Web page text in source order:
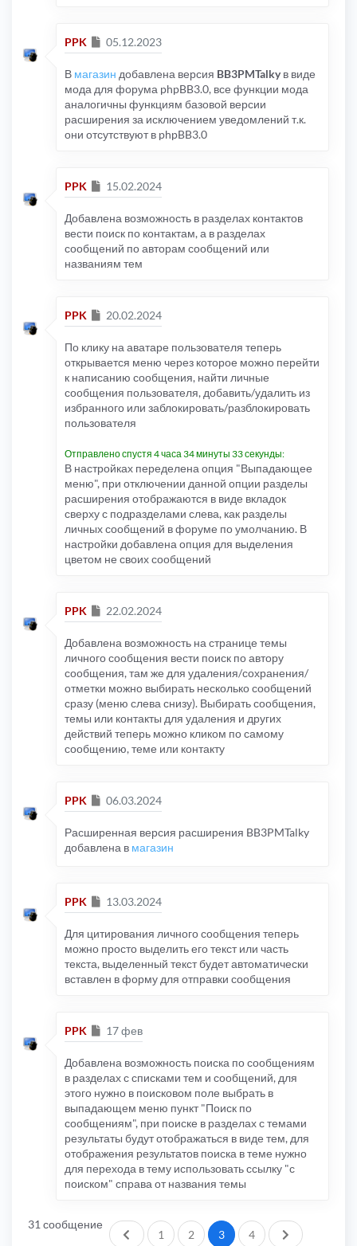
PPK Сообщение
05.12.2023
В магазин добавлена версия BB3PMTalkyв виде
мода для форума phpBB3.0, все функции мода
аналогичны функциям базовой версии
расширения за исключением уведомлений т.к.
они отсутствуют в phpBB3.0
PPK Сообщение
15.02.2024
Добавлена возможность в разделах контактов
вести поиск по контактам, а в разделах
сообщений по авторам сообщений или
названиям тем
PPK Сообщение
20.02.2024
По клику на аватаре пользователя теперь
открывается меню через которое можно перейти
к написанию сообщения, найти личные
сообщения пользователя, добавить/удалить из
избранного или заблокировать/разблокировать
пользователя
Отправлено спустя 4 часа 34 минуты 33 секунды:
В настройках переделена опция "Выпадающее
меню", при отключении данной опции разделы
расширения отображаются в виде вкладок
сверху с подразделами слева, как разделы
личных сообщений в форуме по умолчанию. В
настройки добавлена опция для выделения
цветом не своих сообщений
PPK Сообщение
22.02.2024
Добавлена возможность на странице темы
личного сообщения вести поиск по автору
сообщения, там же для удаления/сохранения/
отметки можно выбирать несколько сообщений
сразу (меню слева снизу). Выбирать сообщения,
темы или контакты для удаления и других
действий теперь можно кликом по самому
сообщению, теме или контакту
PPK Сообщение
06.03.2024
Расширенная версия расширения BB3PMTalky
добавлена в магазин
PPK Сообщение
13.03.2024
Для цитирования личного сообщения теперь
можно просто выделить его текст или часть
текста, выделенный текст будет автоматически
вставлен в форму для отправки сообщения
PPK Сообщение
17 фев
Добавлена возможность поиска по сообщениям
в разделах с списками тем и сообщений, для
этого нужно в поисковом поле выбрать в
выпадающем меню пункт "Поиск по
сообщениям", при поиске в разделах с темами
результаты будут отображаться в виде тем, для
отображения результатов поиска в теме нужно
для перехода в тему использовать ссылку "с
поиском" справа от названия темы
31 сообщение
Пред.1 2 3 4 След.